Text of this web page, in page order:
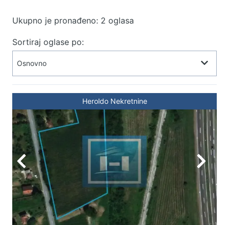
Ukupno je pronađeno: 2 oglasa
Sortiraj oglase po:
Heroldo Nekretnine